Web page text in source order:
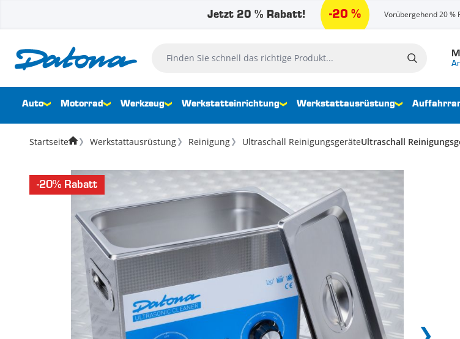
Jetzt 20 % Rabatt! -20 % Vorübergehend 20 %
Finden Sie schnell das richtige Produkt...
Auto Motorrad Werkzeug Werkstatteinrichtung Werkstattausrüstung
Startseite Werkstattausrüstung Reinigung Ultraschall ReinigungsgeräteUltraschall
-20% Rabatt